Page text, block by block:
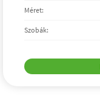
Méret:
Szobák: